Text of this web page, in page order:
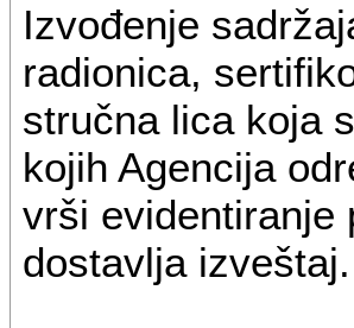
Izvođenje
radionica,
stručna lica koja
kojih Agencija
vrši evidentiranje
dostavlja izveštaj.